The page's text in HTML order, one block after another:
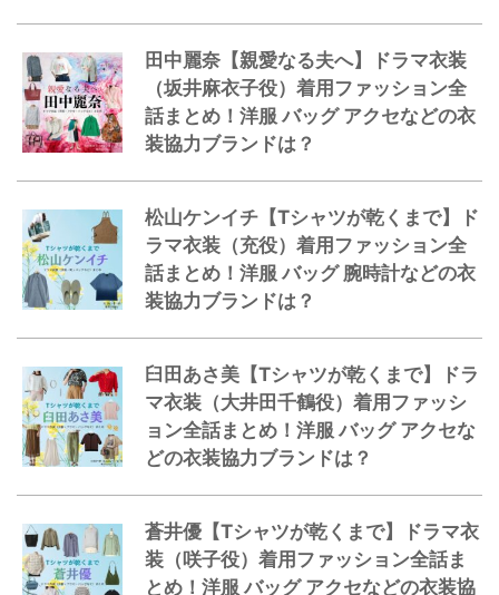
田中麗奈【親愛なる夫へ】ドラマ衣装
（坂井麻衣子役）着用ファッション全
話まとめ！洋服 バッグ アクセなどの衣
装協力ブランドは？
松山ケンイチ【Tシャツが乾くまで】ド
ラマ衣装（充役）着用ファッション全
話まとめ！洋服 バッグ 腕時計などの衣
装協力ブランドは？
臼田あさ美【Tシャツが乾くまで】ドラ
マ衣装（大井田千鶴役）着用ファッシ
ョン全話まとめ！洋服 バッグ アクセな
どの衣装協力ブランドは？
蒼井優【Tシャツが乾くまで】ドラマ衣
装（咲子役）着用ファッション全話ま
とめ！洋服 バッグ アクセなどの衣装協